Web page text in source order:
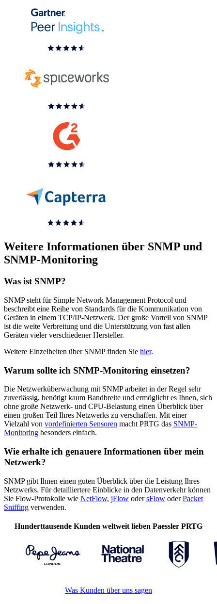
Weitere Informationen über SNMP und
SNMP-Monitoring
Was ist SNMP?
SNMP steht für Simple Network Management Protocol und
beschreibt eine Reihe von Standards für die Kommunikation von
Geräten in einem TCP/IP-Netzwerk. Der große Vorteil von SNMP
ist die weite Verbreitung und die Unterstützung von fast allen
Geräten vieler verschiedener Hersteller.
Weitere Einzelheiten über SNMP finden Sie hier.
Warum sollte ich SNMP-Monitoring einsetzen?
Die Netzwerküberwachung mit SNMP arbeitet in der Regel sehr
zuverlässig, benötigt kaum Bandbreite und ermöglicht es Ihnen, sich
ohne große Netzwerk- und CPU-Belastung einen Überblick über
einen großen Teil Ihres Netzwerks zu verschaffen. Mit einer
Vielzahl von vordefinierten Sensoren macht PRTG das SNMP-
Monitoring besonders einfach.
Wie erhalte ich genauere Informationen über mein
Netzwerk?
SNMP gibt Ihnen einen guten Überblick über die Leistung Ihres
Netzwerks. Für detailliertere Einblicke in den Datenverkehr können
Sie Flow-Protokolle wie NetFlow, jFlow odersFlow oderPacket
Sniffing verwenden.
Hunderttausende Kunden weltweit lieben Paessler PRTG
Was Kunden über uns sagen